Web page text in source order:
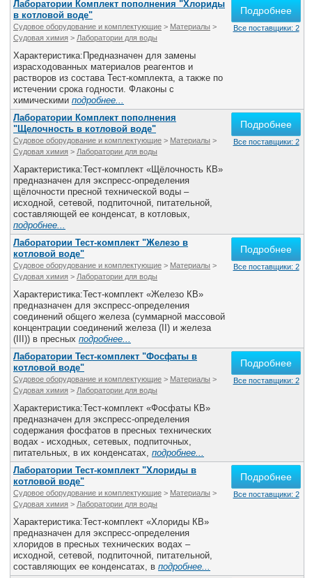
Лаборатории Комплект пополнения "Хлориды
в котловой воде"
Судовое оборудование и комплектующие > Материалы >
Судовая химия > Лаборатории для воды
Характеристика:Предназначен для замены
израсходованных материалов реагентов и
растворов из состава Тест-комплекта, а также по
истечении срока годности. Флаконы с
химическими подробнее...
Подробнее
Все поставщики: 2
Лаборатории Комплект пополнения
"Щелочность в котловой воде"
Судовое оборудование и комплектующие > Материалы >
Судовая химия > Лаборатории для воды
Характеристика:Тест-комплект «Щёлочность КВ»
предназначен для экспресс-определения
щёлочности пресной технической воды –
исходной, сетевой, подпиточной, питательной,
составляющей ее конденсат, в котловых,
подробнее...
Подробнее
Все поставщики: 2
Лаборатории Тест-комплект "Железо в
котловой воде"
Судовое оборудование и комплектующие > Материалы >
Судовая химия > Лаборатории для воды
Характеристика:Тест-комплект «Железо КВ»
предназначен для экспресс-определения
соединений общего железа (суммарной массовой
концентрации соединений железа (II) и железа
(III)) в пресных подробнее...
Подробнее
Все поставщики: 2
Лаборатории Тест-комплект "Фосфаты в
котловой воде"
Судовое оборудование и комплектующие > Материалы >
Судовая химия > Лаборатории для воды
Характеристика:Тест-комплект «Фосфаты КВ»
предназначен для экспресс-определения
содержания фосфатов в пресных технических
водах - исходных, сетевых, подпиточных,
питательных, в их конденсатах, подробнее...
Подробнее
Все поставщики: 2
Лаборатории Тест-комплект "Хлориды в
котловой воде"
Судовое оборудование и комплектующие > Материалы >
Судовая химия > Лаборатории для воды
Характеристика:Тест-комплект «Хлориды КВ»
предназначен для экспресс-определения
хлоридов в пресных технических водах –
исходной, сетевой, подпиточной, питательной,
составляющих ее конденсатах, в подробнее...
Подробнее
Все поставщики: 2